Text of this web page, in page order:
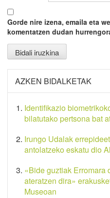
Gorde nire izena, emaila eta
komentatzen dudan
AZKEN BIDALKETAK
Identifikazio
bilatutako pertsona bat
Irungo Udalak
antolatzeko eskatu dio
«Bide guztiak Erromara
ateratzen dira»
Museoan